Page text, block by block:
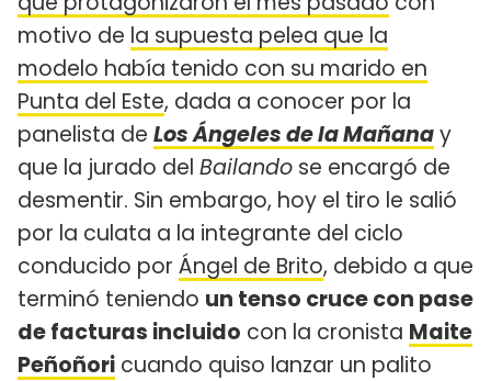
motivo de la supuesta pelea que la
modelo había tenido con su marido en
Punta del Este, dada a conocer por la
panelista de Los Ángeles de la Mañanay
que la jurado del Bailando se encargó de
desmentir. Sin embargo, hoy el tiro le salió
por la culata a la integrante del ciclo
conducido por Ángel de Brito, debido a que
terminó teniendo un tenso cruce con pase
de facturas incluido con la cronista Maite
Peñoñori cuando quiso lanzar un palito